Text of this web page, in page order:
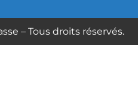
– Tous droits réservés.